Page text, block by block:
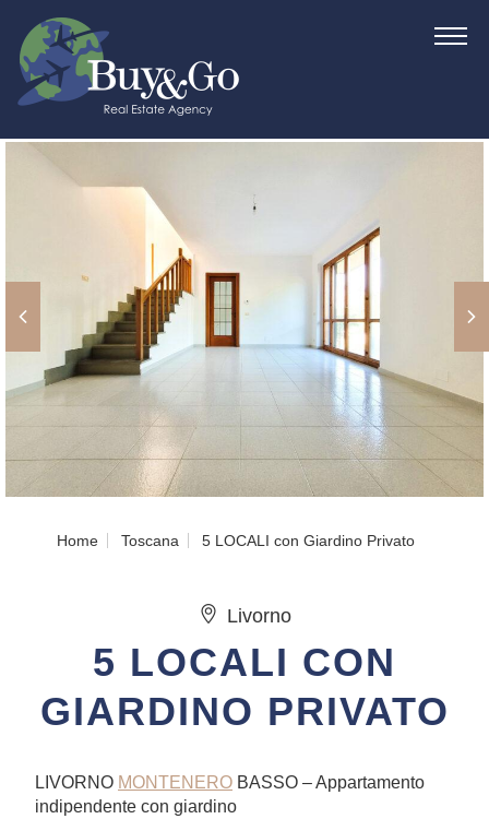
Home Toscana 5 LOCALI con Giardino Privato
Livorno
5 LOCALI CON
GIARDINO PRIVATO
LIVORNO MONTENERO BASSO – Appartamento
indipendente con giardino